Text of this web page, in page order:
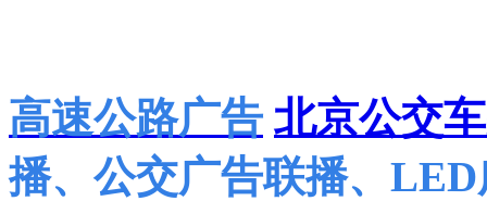
高速公路广告 北京公交
播、公交广告联播、